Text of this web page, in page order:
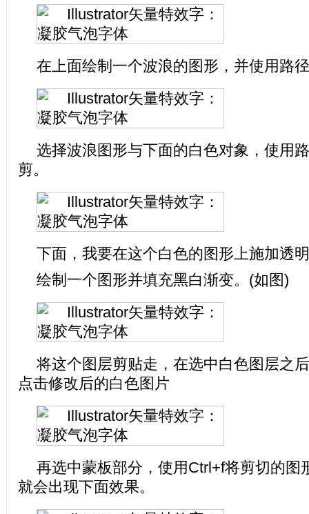
在上面绘制一个波浪的图形，并使用路
选择波浪图形与下面的白色对象，使用
剪。
下面，我要在这个白色的图形上施加透
绘制一个图形并填充黑白渐变。(如图)
将这个图层剪贴走，在选中白色图层之
点击修改后的白色图片
再选中蒙板部分，使用Ctrl+f将剪切的图
就会出现下面效果。